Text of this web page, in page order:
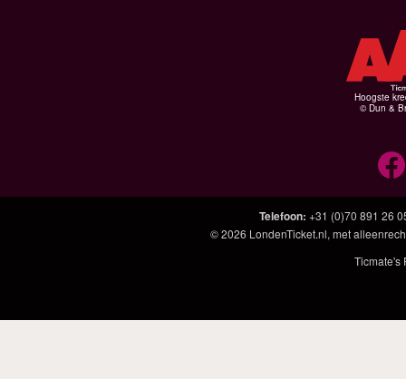
Hoogste
© Dun &
Telefoon: +31 (0)70 891 26
© 2026 LondenTicket.nl, met
Ticmate's